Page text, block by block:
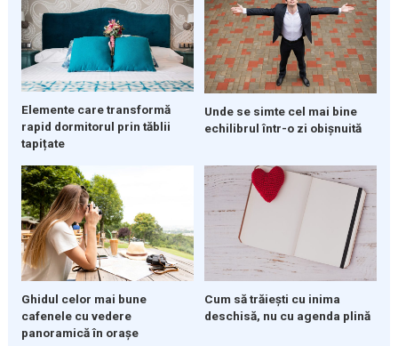
Elemente care transformă
rapid dormitorul prin tăblii
tapițate
Unde se simte cel mai bine
echilibrul într-o zi obișnuită
Ghidul celor mai bune
cafenele cu vedere
panoramică în orașe
Cum să trăiești cu inima
deschisă, nu cu agenda plină